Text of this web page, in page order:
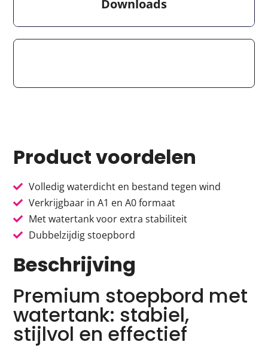
Downloads
Product voordelen
Volledig waterdicht en bestand tegen wind
Verkrijgbaar in A1 en A0 formaat
Met watertank voor extra stabiliteit
Dubbelzijdig stoepbord
Beschrijving
Premium stoepbord met
watertank: stabiel,
stijlvol en effectief